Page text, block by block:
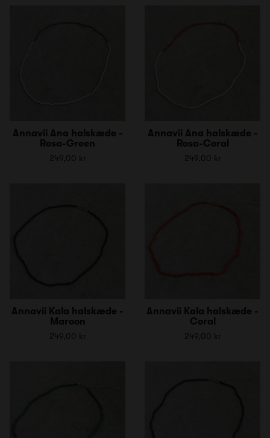
Annavii Ana halskæde -
Rosa-Green
249,00 kr
Annavii Ana halskæde -
Rosa-Coral
249,00 kr
Annavii Kala halskæde -
Maroon
249,00 kr
Annavii Kala halskæde -
Coral
249,00 kr